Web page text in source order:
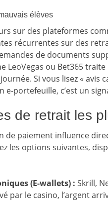
élèves
sur des plateformes
récurrentes sur des
de documents
LeoVegas ou Bet365
Si vous lisez «
e-portefeuille, c’est un
de retrait les
de paiement influence
les options suivantes,
(E-wallets) : Skrill,
par le casino, l’argent